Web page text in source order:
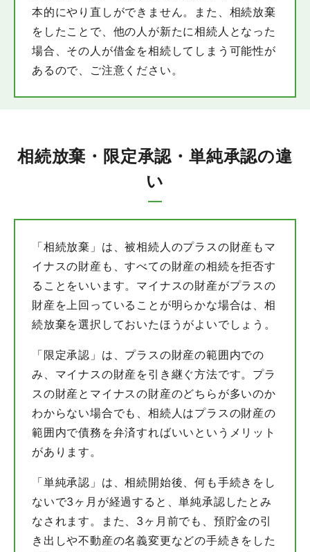
本的にやり直しができません。また、相続放棄
をしたことで、他の人が新たに相続人となった
場合、その人が借金を相続してしまう可能性が
あるので、ご注意ください。
相続放棄・限定承認・単純承認の違
い
「相続放棄」は、被相続人のプラスの財産もマ
イナスの財産も、すべての財産の相続を拒否す
ることをいいます。マイナスの財産がプラスの
財産を上回っていることが明らかな場合は、相
続放棄を選択しておいたほうがよいでしょう。
「限定承認」は、プラスの財産の範囲内での
み、マイナスの財産を引き継ぐ方法です。プラ
スの財産とマイナスの財産のどちらが多いのか
わからない場合でも、相続人はプラスの財産の
範囲内で債務を弁済すればいいというメリット
があります。
「単純承認」は、相続開始後、何も手続きをし
ないで3ヶ月が経過すると、単純承認したとみ
なされます。また、3ヶ月前でも、預貯金の引
き出しや不動産の名義変更などの手続きをした